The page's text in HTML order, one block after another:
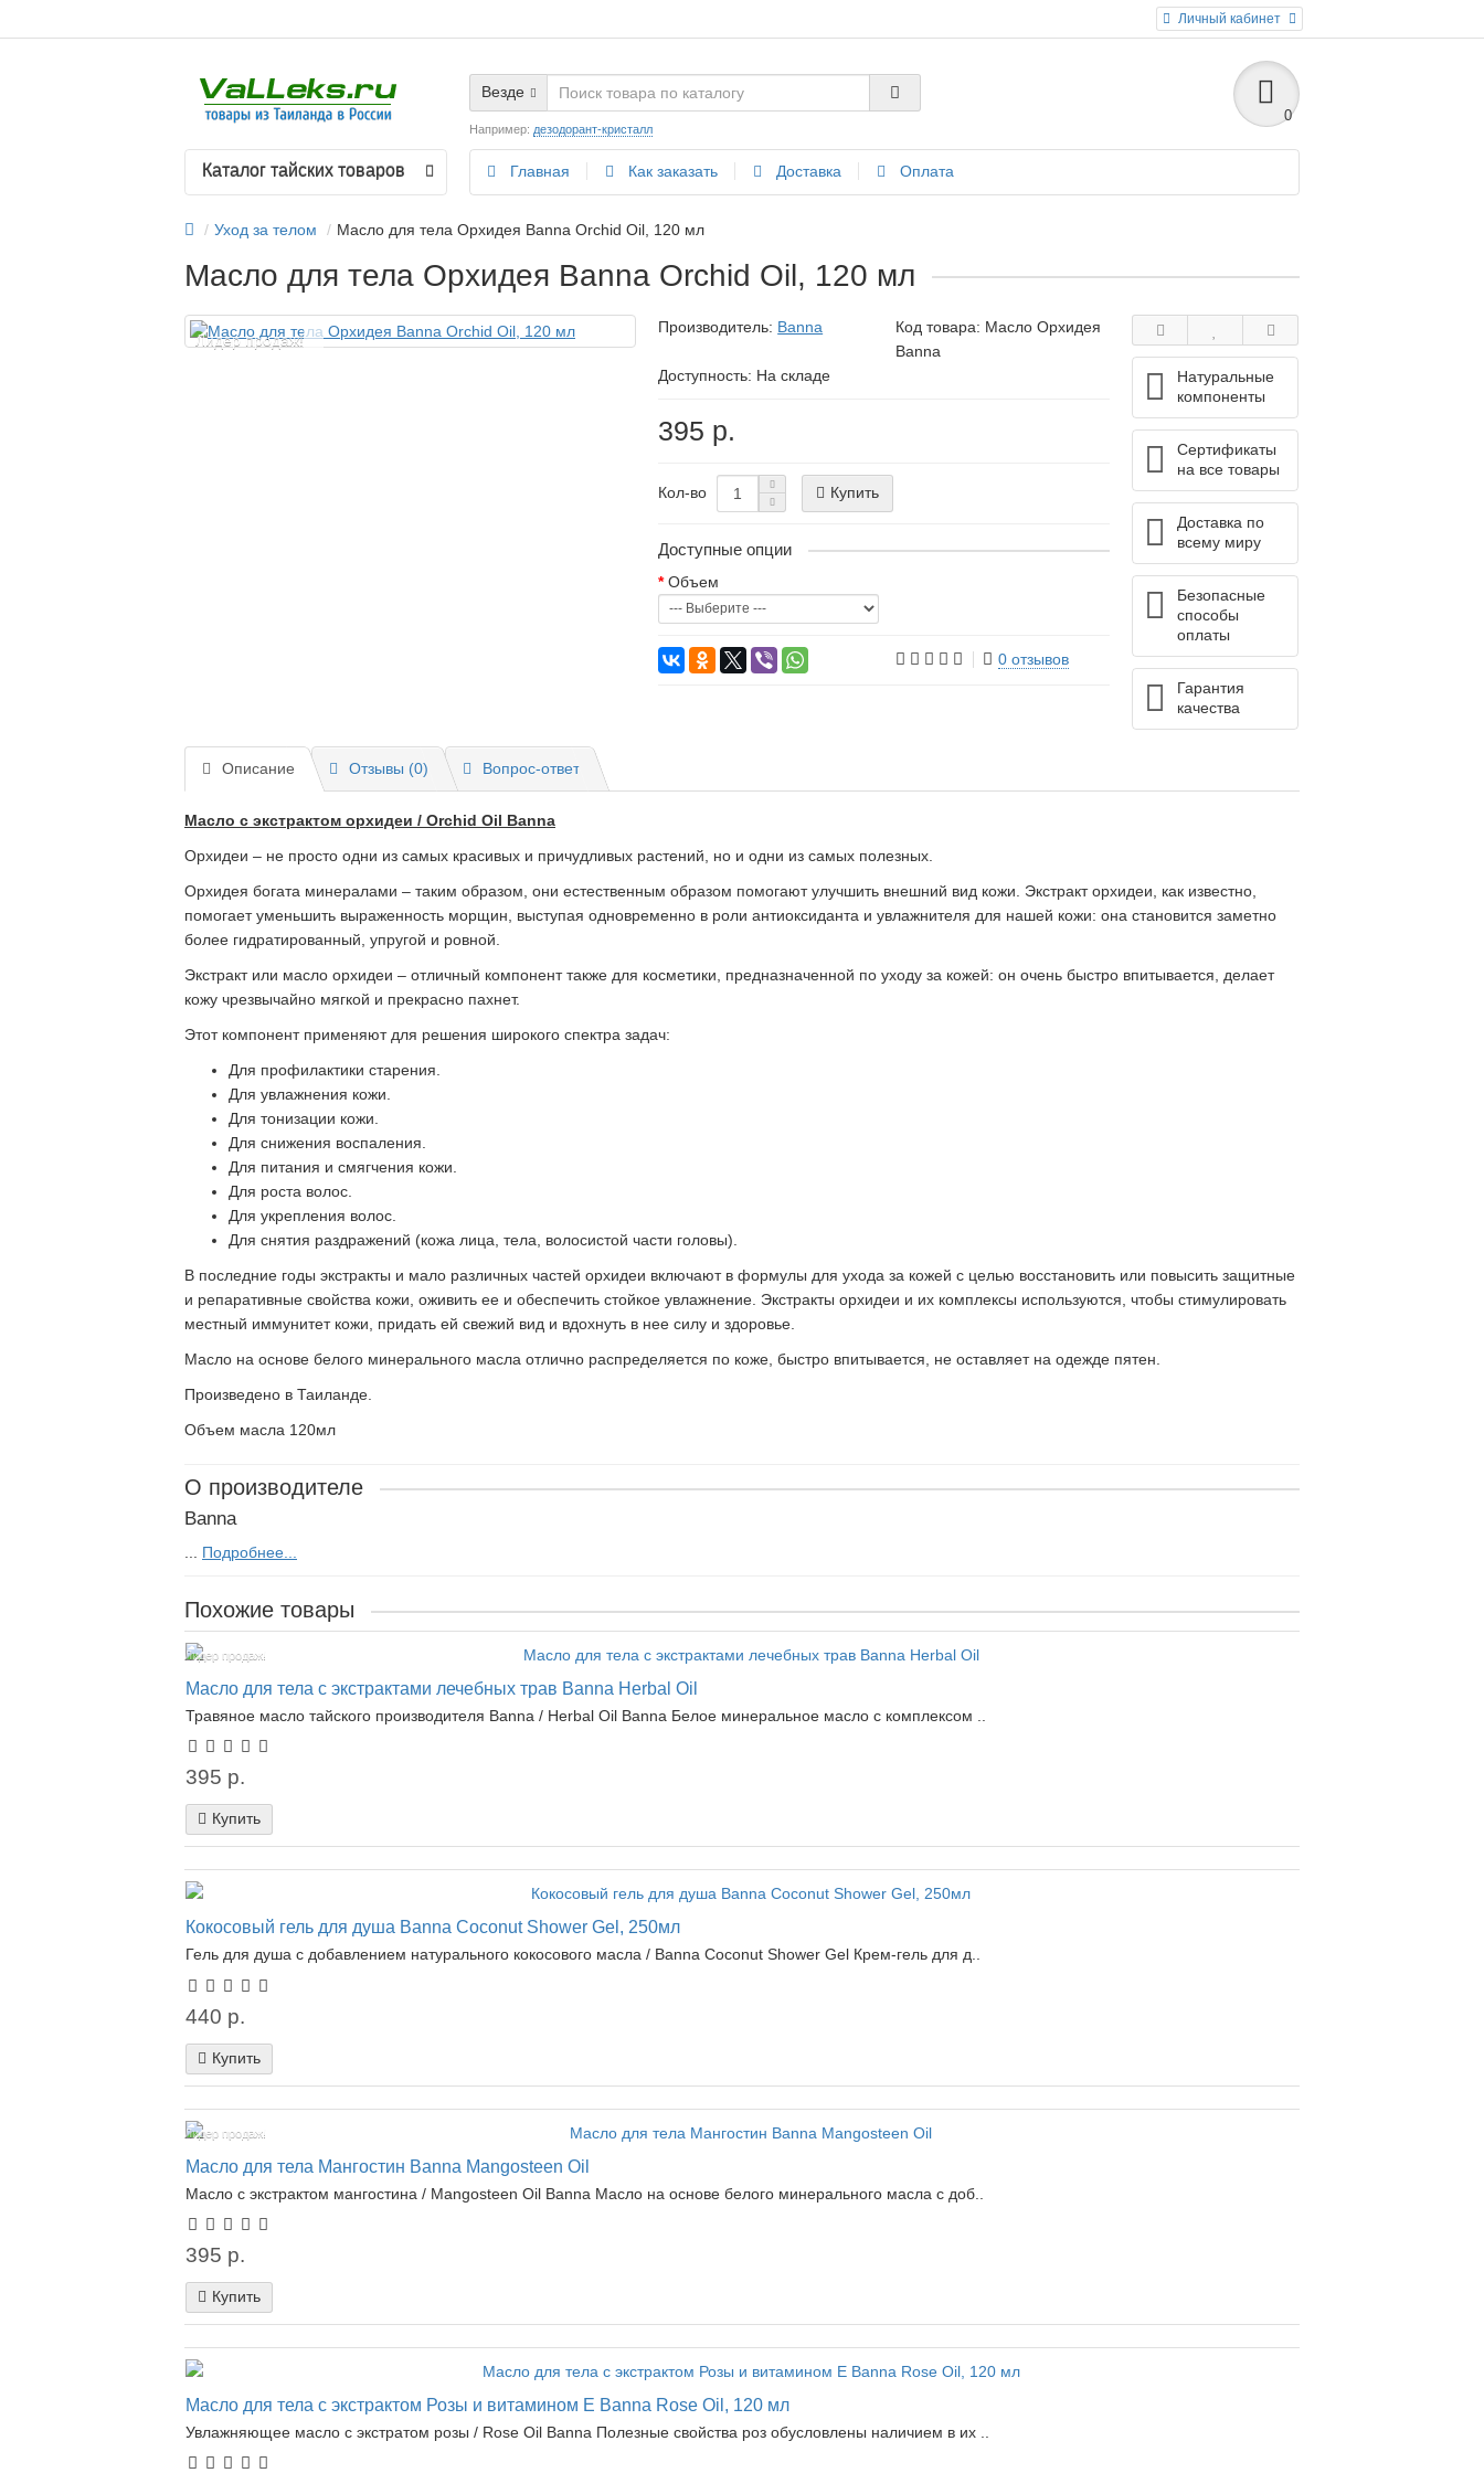
Личный кабинет
0
Везде
Например: дезодорант-кристалл
Главная Как заказать Доставка Оплата
Каталог тайских товаров
Уход за телом Масло для тела Орхидея Banna Orchid Oil, 120 мл
Масло для тела Орхидея Banna Orchid Oil, 120 мл
Лидер продаж!
Производитель: Banna Код товара: Масло Орхидея
Banna
Доступность: На складе
395 р.
Кол-во Купить
Доступные опции
Объем
0 отзывов
Натуральные
компоненты
Сертификаты
на все товары
Доставка по
всему миру
Безопасные
способы
оплаты
Гарантия
качества
Описание Отзывы (0) Вопрос-ответ
Масло с экстрактом орхидеи / Orchid Oil Banna
Орхидеи – не просто одни из самых красивых и причудливых растений, но и одни из самых полезных.
Орхидея богата минералами – таким образом, они естественным образом помогают улучшить внешний вид кожи. Экстракт орхидеи, как известно,
помогает уменьшить выраженность морщин, выступая одновременно в роли антиоксиданта и увлажнителя для нашей кожи: она становится заметно
более гидратированный, упругой и ровной.
Экстракт или масло орхидеи – отличный компонент также для косметики, предназначенной по уходу за кожей: он очень быстро впитывается, делает
кожу чрезвычайно мягкой и прекрасно пахнет.
Этот компонент применяют для решения широкого спектра задач:
Для профилактики старения.
Для увлажнения кожи.
Для тонизации кожи.
Для снижения воспаления.
Для питания и смягчения кожи.
Для роста волос.
Для укрепления волос.
Для снятия раздражений (кожа лица, тела, волосистой части головы).
В последние годы экстракты и мало различных частей орхидеи включают в формулы для ухода за кожей с целью восстановить или повысить защитные
и репаративные свойства кожи, оживить ее и обеспечить стойкое увлажнение. Экстракты орхидеи и их комплексы используются, чтобы стимулировать
местный иммунитет кожи, придать ей свежий вид и вдохнуть в нее силу и здоровье.
Масло на основе белого минерального масла отлично распределяется по коже, быстро впитывается, не оставляет на одежде пятен.
Произведено в Таиланде.
Объем масла 120мл
О производителе
Banna
Подробнее...
Похожие товары
Лидер продаж!
Масло для тела с экстрактами лечебных трав Banna Herbal Oil
Травяное масло тайского производителя Banna / Herbal Oil Banna Белое минеральное масло с комплексом ..
395 р.
Купить
Кокосовый гель для душа Banna Coconut Shower Gel, 250мл
Гель для душа с добавлением натурального кокосового масла / Banna Coconut Shower Gel Крем-гель для д..
440 р.
Купить
Лидер продаж!
Масло для тела Мангостин Banna Mangosteen Oil
Масло с экстрактом мангостина / Mangosteen Oil Banna Масло на основе белого минерального масла с доб..
395 р.
Купить
Масло для тела с экстрактом Розы и витамином Е Banna Rose Oil, 120 мл
Увлажняющее масло с экстратом розы / Rose Oil Banna Полезные свойства роз обусловлены наличием в их ..